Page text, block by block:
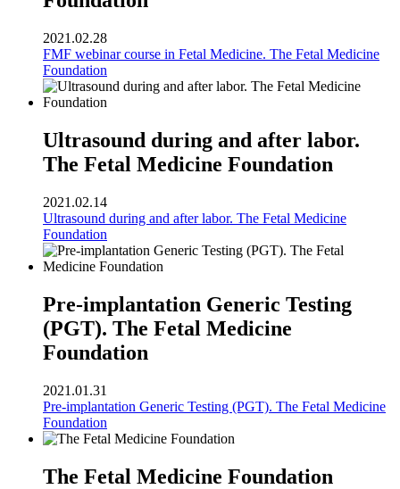
2021.02.28
FMF webinar course in Fetal Medicine. The Fetal Medicine
Foundation
Ultrasound during and after labor.
The Fetal Medicine Foundation
2021.02.14
Ultrasound during and after labor. The Fetal Medicine
Foundation
Pre-implantation Generic Testing
(PGT). The Fetal Medicine
Foundation
2021.01.31
Pre-implantation Generic Testing (PGT). The Fetal Medicine
Foundation
The Fetal Medicine Foundation